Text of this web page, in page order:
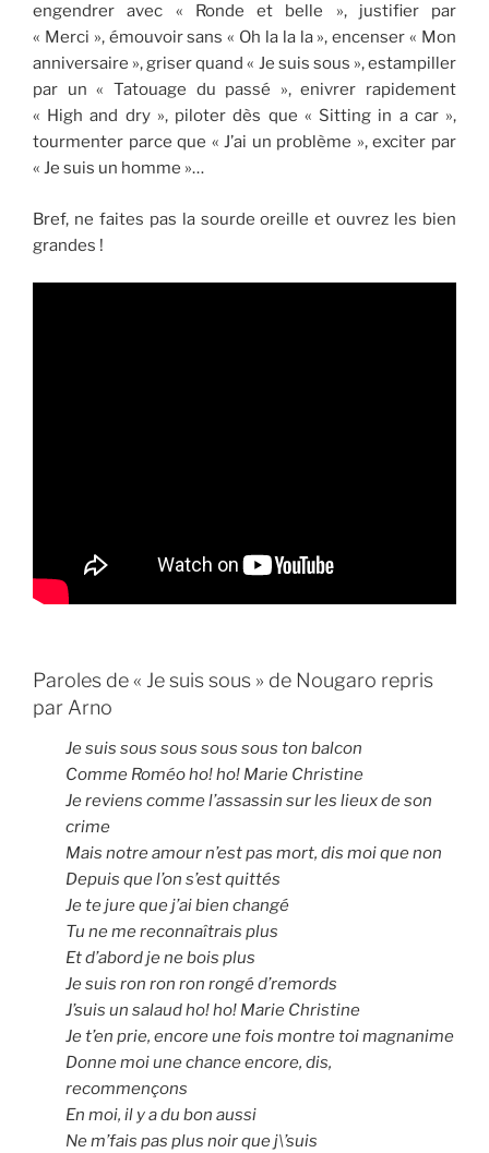
engendrer avec « Ronde et belle », justifier par
« Merci », émouvoir sans « Oh la la la », encenser « Mon
anniversaire », griser quand « Je suis sous », estampiller
par un « Tatouage du passé », enivrer rapidement
« High and dry », piloter dès que « Sitting in a car »,
tourmenter parce que « J’ai un problème », exciter par
« Je suis un homme »…
Bref, ne faites pas la sourde oreille et ouvrez les bien
grandes !
Paroles de « Je suis sous » de Nougaro repris
par Arno
Je suis sous sous sous sous ton balcon
Comme Roméo ho! ho! Marie Christine
Je reviens comme l’assassin sur les lieux de son
crime
Mais notre amour n’est pas mort, dis moi que non
Depuis que l’on s’est quittés
Je te jure que j’ai bien changé
Tu ne me reconnaîtrais plus
Et d’abord je ne bois plus
Je suis ron ron ron rongé d’remords
J’suis un salaud ho! ho! Marie Christine
Je t’en prie, encore une fois montre toi magnanime
Donne moi une chance encore, dis,
recommençons
En moi, il y a du bon aussi
Ne m’fais pas plus noir que j\’suis